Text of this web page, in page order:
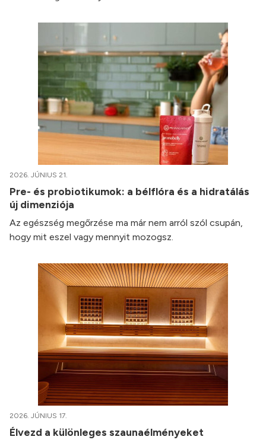
2026. JÚNIUS 21.
Pre- és probiotikumok: a bélflóra és a hidratálás
új dimenziója
Az egészség megőrzése ma már nem arról szól csupán,
hogy mit eszel vagy mennyit mozogsz.
2026. JÚNIUS 17.
Élvezd a különleges szaunaélményeket